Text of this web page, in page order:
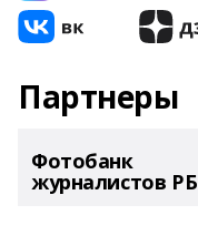
Партнеры
Фотобанк
журналистов РБ